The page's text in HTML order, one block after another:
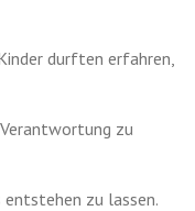
durften erfahren,
zu
entstehen zu lassen.